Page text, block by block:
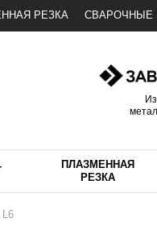
РЕЗКА СВАРОЧНЫЕ
ПЛАЗМЕННАЯ
РЕЗКА
L6